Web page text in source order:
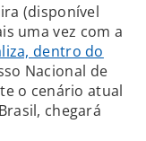
(disponível
uma vez com a
dentro do
Nacional de
o cenário atual
chegará